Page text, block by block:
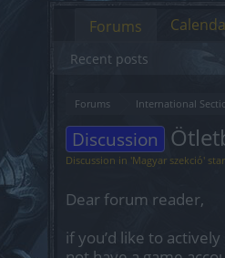
Forums International
Discussion
Discussion in 'Magyar szekció'
Dear forum reader,
if you’d like to
Forums
Recent posts